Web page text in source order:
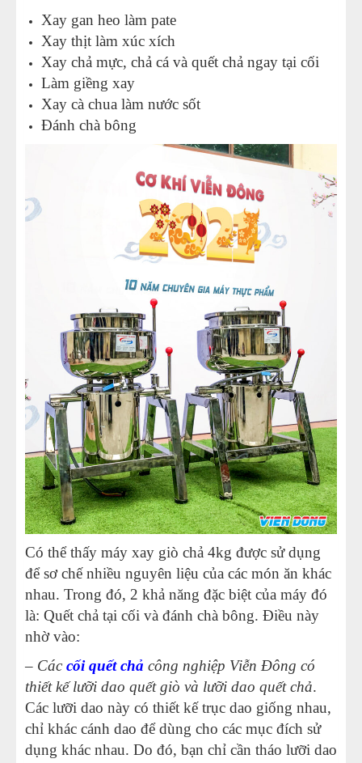
Xay gan heo làm pate
Xay thịt làm xúc xích
Xay chả mực, chả cá và quết chả ngay tại cối
Làm giềng xay
Xay cà chua làm nước sốt
Đánh chà bông
Có thể thấy máy xay giò chả 4kg được sử dụng
để sơ chế nhiều nguyên liệu của các món ăn khác
nhau. Trong đó, 2 khả năng đặc biệt của máy đó
là: Quết chả tại cối và đánh chà bông. Điều này
nhờ vào:
– Các cối quết chả công nghiệp Viễn Đông có
thiết kế lưỡi dao quết giò và lưỡi dao quết chả.
Các lưỡi dao này có thiết kế trục dao giống nhau,
chỉ khác cánh dao để dùng cho các mục đích sử
dụng khác nhau. Do đó, bạn chỉ cần tháo lưỡi dao